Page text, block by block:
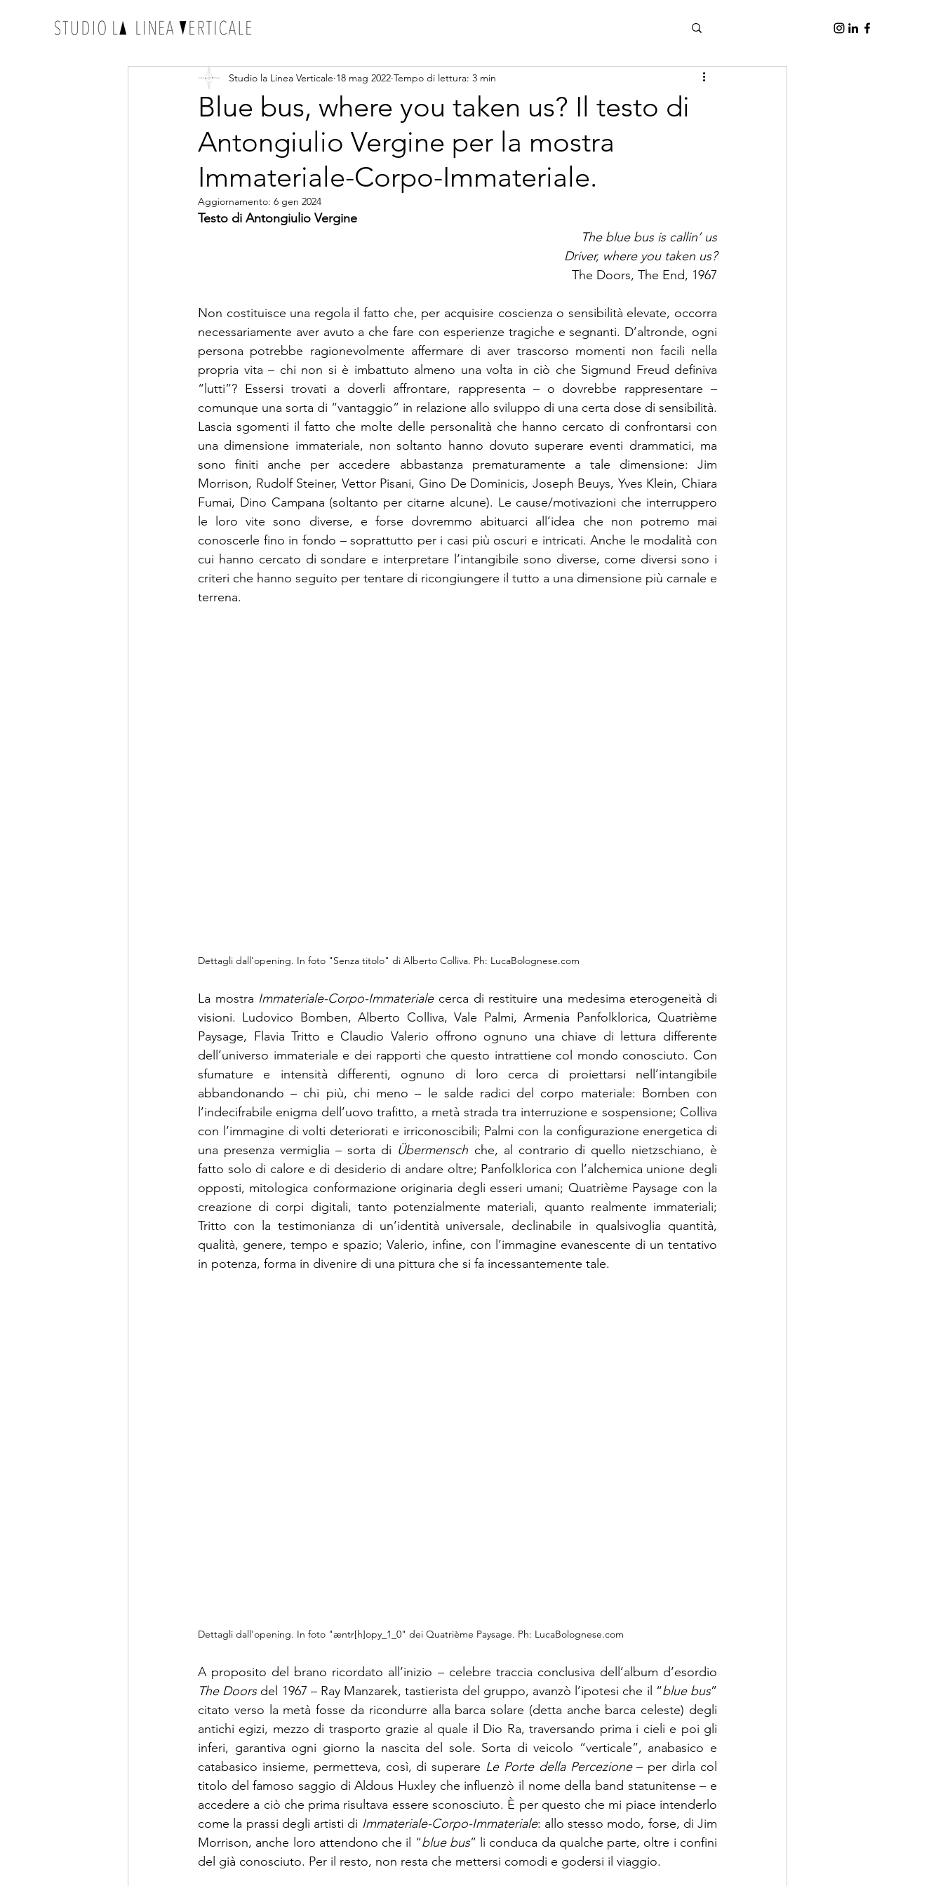
Blue bus, where you taken us? Il testo di
Antongiulio Vergine per la mostra
Immateriale-Corpo-Immateriale.
Studio la Linea Verticale 18 mag 2022 Tempo di lettura: 3 min
Aggiornamento: 6 gen 2024
Testo di Antongiulio Vergine
The blue bus is callin’ us
Driver, where you taken us?
The Doors, The End, 1967
Non costituisce una regola il fatto che, per acquisire coscienza o sensibilità elevate, occorra
necessariamente aver avuto a che fare con esperienze tragiche e segnanti. D’altronde, ogni
persona potrebbe ragionevolmente affermare di aver trascorso momenti non facili nella
propria vita – chi non si è imbattuto almeno una volta in ciò che Sigmund Freud definiva
“lutti”? Essersi trovati a doverli affrontare, rappresenta – o dovrebbe rappresentare –
Lascia sgomenti il fatto che molte delle personalità che hanno cercato di confrontarsi con
una dimensione immateriale, non soltanto hanno dovuto superare eventi drammatici, ma
sono finiti anche per accedere abbastanza prematuramente a tale dimensione: Jim
Morrison, Rudolf Steiner, Vettor Pisani, Gino De Dominicis, Joseph Beuys, Yves Klein, Chiara
Fumai, Dino Campana (soltanto per citarne alcune). Le cause/motivazioni che interruppero
le loro vite sono diverse, e forse dovremmo abituarci all’idea che non potremo mai
conoscerle fino in fondo – soprattutto per i casi più oscuri e intricati. Anche le modalità con
cui hanno cercato di sondare e interpretare l’intangibile sono diverse, come diversi sono i
criteri che hanno seguito per tentare di ricongiungere il tutto a una dimensione più carnale e
terrena.
Dettagli dall'opening. In foto "Senza titolo" di Alberto Colliva. Ph: LucaBolognese.com
La mostra Immateriale-Corpo-Immateriale cerca di restituire una medesima eterogeneità di
visioni. Ludovico Bomben, Alberto Colliva, Vale Palmi, Armenia Panfolklorica, Quatrième
Paysage, Flavia Tritto e Claudio Valerio offrono ognuno una chiave di lettura differente
dell’universo immateriale e dei rapporti che questo intrattiene col mondo conosciuto. Con
sfumature e intensità differenti, ognuno di loro cerca di proiettarsi nell’intangibile
abbandonando – chi più, chi meno – le salde radici del corpo materiale: Bomben con
l’indecifrabile enigma dell’uovo trafitto, a metà strada tra interruzione e sospensione; Colliva
con l’immagine di volti deteriorati e irriconoscibili; Palmi con la configurazione energetica di
una presenza vermiglia – sorta di Übermensch che, al contrario di quello nietzschiano, è
fatto solo di calore e di desiderio di andare oltre; Panfolklorica con l’alchemica unione degli
opposti, mitologica conformazione originaria degli esseri umani; Quatrième Paysage con la
creazione di corpi digitali, tanto potenzialmente materiali, quanto realmente immateriali;
Tritto con la testimonianza di un’identità universale, declinabile in qualsivoglia quantità,
qualità, genere, tempo e spazio; Valerio, infine, con l’immagine evanescente di un tentativo
in potenza, forma in divenire di una pittura che si fa incessantemente tale.
Dettagli dall'opening. In foto "æntr[h]opy_1_0" dei Quatrième Paysage. Ph: LucaBolognese.com
The Doors del 1967 – Ray Manzarek, tastierista del gruppo, avanzò l’ipotesi che il “blue bus”
citato verso la metà fosse da ricondurre alla barca solare (detta anche barca celeste) degli
antichi egizi, mezzo di trasporto grazie al quale il Dio Ra, traversando prima i cieli e poi gli
inferi, garantiva ogni giorno la nascita del sole. Sorta di veicolo “verticale”, anabasico e
catabasico insieme, permetteva, così, di superare Le Porte della Percezione – per dirla col
titolo del famoso saggio di Aldous Huxley che influenzò il nome della band statunitense – e
accedere a ciò che prima risultava essere sconosciuto. È per questo che mi piace intenderlo
come la prassi degli artisti di Immateriale-Corpo-Immateriale: allo stesso modo, forse, di Jim
Morrison, anche loro attendono che il “blue bus” li conduca da qualche parte, oltre i confini
del già conosciuto. Per il resto, non resta che mettersi comodi e godersi il viaggio.